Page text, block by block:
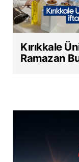
Kırıkkale
Ramazan